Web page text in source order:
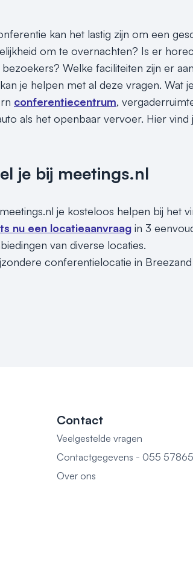
kan het lastig zijn om een
om te overnachten? Is er
Welke faciliteiten zijn er
je helpen met al deze vragen. Wat
conferentiecentrum,
als het openbaar vervoer. Hier
je bij meetings.nl
je kosteloos helpen bij het
nu een locatieaanvraag in 3
van diverse locaties.
conferentielocatie in
Contact
Veelgestelde vragen
Contactgegevens - 055
Over ons